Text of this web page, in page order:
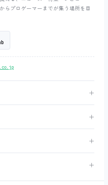
らプロゲーマーまでが集う場所を目
＋
＋
＋
＋